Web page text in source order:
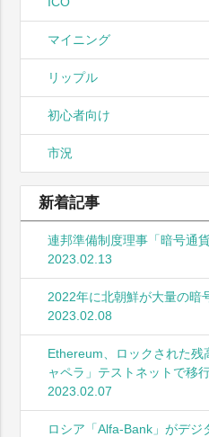
マイニング
リップル
初心者向け
市況
新着記事
連邦準備制度理事「暗号通
2023.02.13
2022年に北朝鮮が大量の暗
2023.02.08
Ethereum、ロックされた残
ャペラ」テストネットで移
2023.02.07
ロシア「Alfa-Bank」がデジ